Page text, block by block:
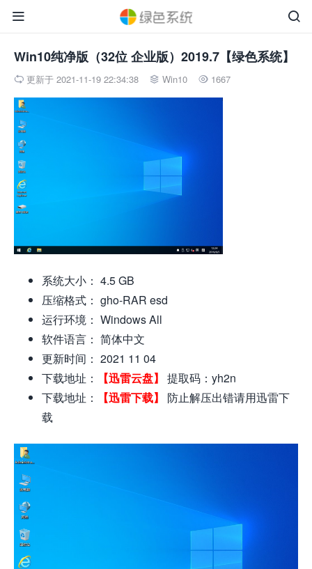


Win10纯净版（32位 企业版）2019.7【绿色系统】
 更新于 2021-11-19 22:34:38  Win10  1667
系统大小： 4.5 GB
压缩格式： gho-RAR esd
运行环境： Windows All
软件语言： 简体中文
更新时间： 2021 11 04
下载地址：
【迅雷云盘】 提取码：yh2n
下载地址：
【迅雷下载】
防止解压出错请用迅雷下
载